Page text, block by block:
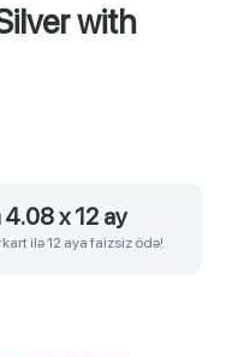
with
ödə!